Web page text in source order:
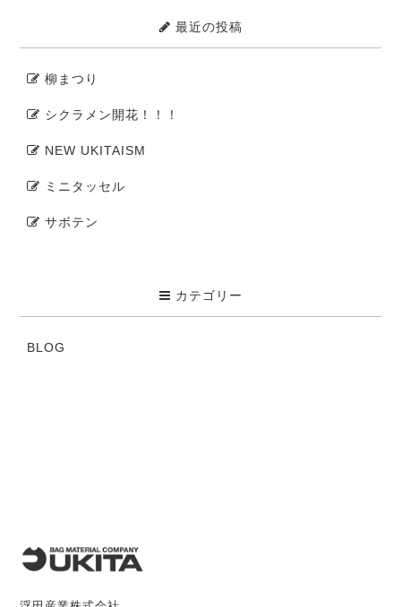
最近の投稿
柳まつり
シクラメン開花！！！
NEW UKITAISM
ミニタッセル
サボテン
カテゴリー
BLOG